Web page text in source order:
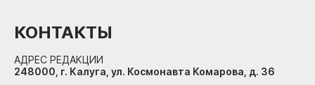
КОНТАКТЫ
АДРЕС РЕДАКЦИИ
248000, г. Калуга, ул. Космонавта Комарова, д. 36